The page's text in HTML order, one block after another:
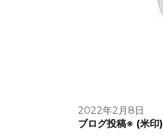
2022年2月8日
ブログ投稿※ (米印)